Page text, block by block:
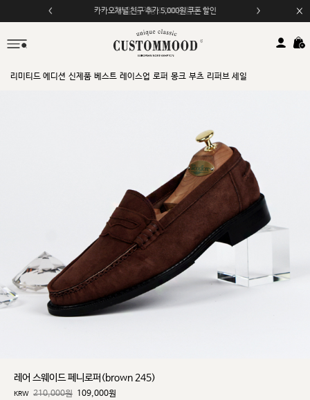
모바일 앱 자동 2,000원 할인
리미티드 에디션 신제품 베스트 레이스업 로퍼 몽크 부츠 리퍼브 세일
레어 스웨이드 페니로퍼(brown 245)
KRW 210,000원 109,000원